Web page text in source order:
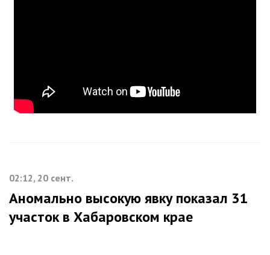
02:12, 20 сент.
Аномально высокую явку показал 31
участок в Хабаровском крае